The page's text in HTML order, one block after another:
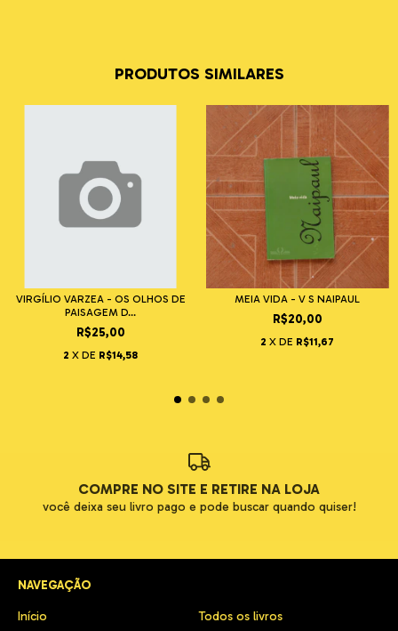
PRODUTOS SIMILARES
VIRGÍLIO VARZEA - OS OLHOS DE
PAISAGEM D...
R$25,00
2 X DE R$14,58
MEIA VIDA - V S NAIPAUL
R$20,00
2 X DE R$11,67
COMPRE NO SITE E RETIRE NA LOJA
você deixa seu livro pago e pode buscar quando quiser!
NAVEGAÇÃO
Início Todos os livros